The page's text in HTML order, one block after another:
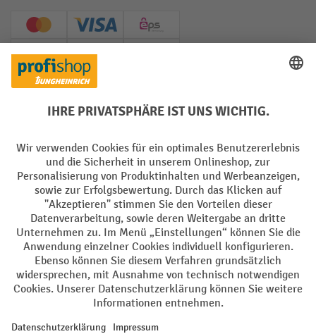
Creditcard (Master)Creditcard (Visa)
EPS
PayPal
Soziale Netzwerke
Impressum Datenschutz
Barrierefreiheit Privacy Settings
Alle Preise exkl. gesetzl. Mehrwertsteuer zzgl.Versandkostenund ggf.
Nachnahmegebühren, wenn nicht anders angegeben.
¹ Der Rabatt gilt so lange der Vorrat reicht. Der Rabatt gilt nicht auf
oder Gutscheinen ist nicht möglich. | ² Der Rabatt wird einmalig bei